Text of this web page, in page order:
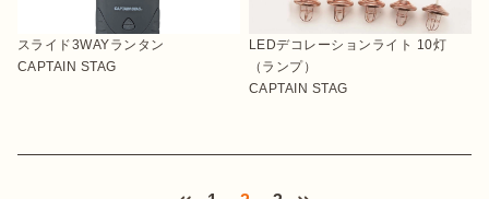
スライド3WAYランタン
CAPTAIN STAG
LEDデコレーションライト 10灯
（ランプ）
CAPTAIN STAG